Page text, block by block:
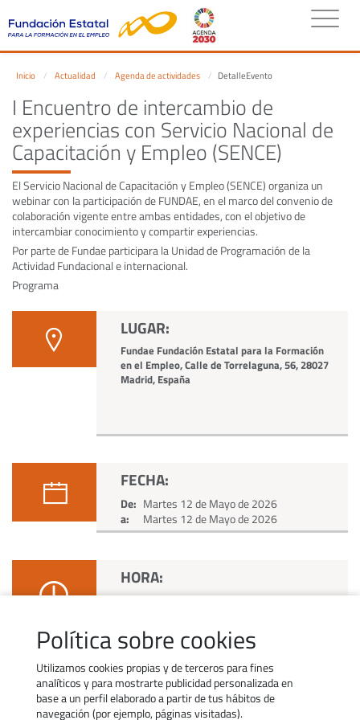
Política sobre cookies
Utilizamos cookies propias y de terceros para fines
analíticos y para mostrarte publicidad personalizada en
base a un perfil elaborado a partir de tus hábitos de
navegación (por ejemplo, páginas visitadas).
Inicio Actualidad Agenda de actividades DetalleEvento
I Encuentro de intercambio de
experiencias con Servicio Nacional de
Capacitación y Empleo (SENCE)
El Servicio Nacional de Capacitación y Empleo (SENCE) organiza un
webinar con la participación de FUNDAE, en el marco del convenio de
colaboración vigente entre ambas entidades, con el objetivo de
intercambiar conocimiento y compartir experiencias.
Por parte de Fundae participara la Unidad de Programación de la
Actividad Fundacional e internacional.
Programa
LUGAR:
Fundae Fundación Estatal para la Formación
en el Empleo, Calle de Torrelaguna, 56, 28027
Madrid, España
FECHA:
De: Martes 12 de Mayo de 2026
a:
Martes 12 de Mayo de 2026
HORA:
De: 16:00 h